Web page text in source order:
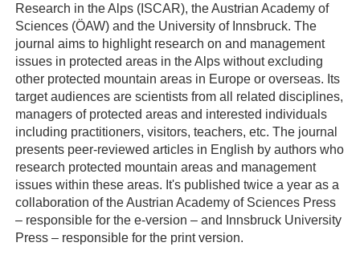
Research in the Alps (ISCAR), the Austrian Academy of
Sciences (ÖAW) and the University of Innsbruck. The
journal aims to highlight research on and management
issues in protected areas in the Alps without excluding
other protected mountain areas in Europe or overseas. Its
target audiences are scientists from all related disciplines,
managers of protected areas and interested individuals
including practitioners, visitors, teachers, etc. The journal
presents peer-reviewed articles in English by authors who
research protected mountain areas and management
issues within these areas. It's published twice a year as a
collaboration of the Austrian Academy of Sciences Press
– responsible for the e-version – and Innsbruck University
Press – responsible for the print version.